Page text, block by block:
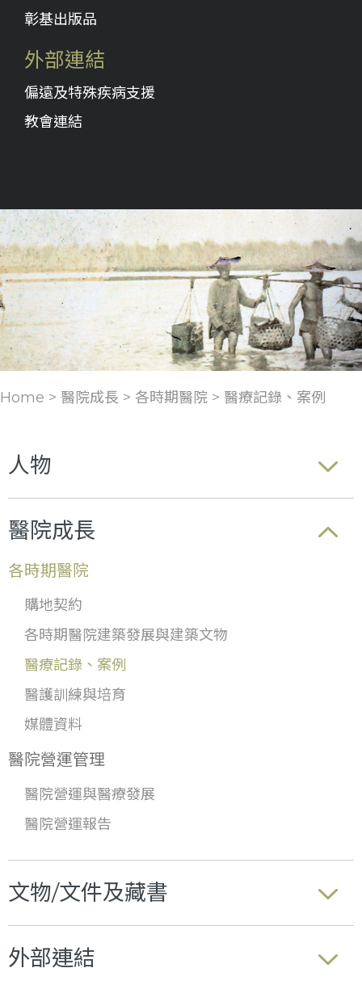
彰基出版品
外部連結
偏遠及特殊疾病支援
教會連結
Home > 醫院成長 > 各時期醫院 > 醫療記錄、案例
人物
醫院成長
各時期醫院
購地契約
各時期醫院建築發展與建築文物
醫療記錄、案例
醫護訓練與培育
媒體資料
醫院營運管理
醫院營運與醫療發展
醫院營運報告
文物/文件及藏書
外部連結